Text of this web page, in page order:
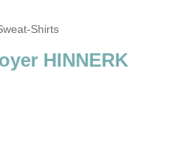
Shirts
HINNERK